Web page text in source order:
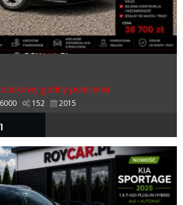
godny polecenia
152 2015